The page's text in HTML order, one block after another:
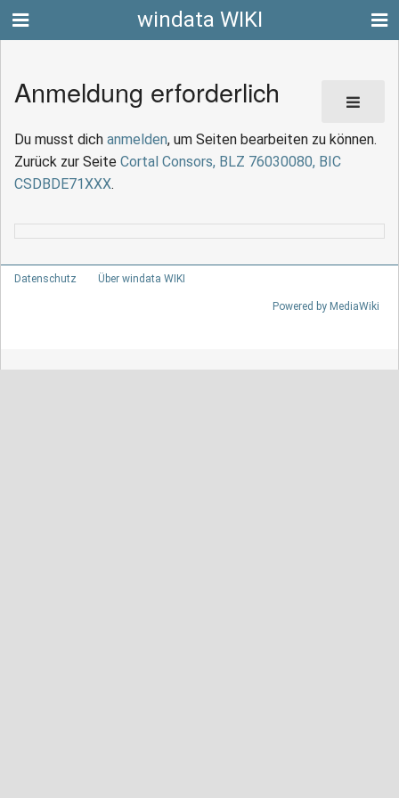
windata WIKI
Anmeldung erforderlich
Du musst dich anmelden, um Seiten bearbeiten zu können.
Zurück zur Seite Cortal Consors, BLZ 76030080, BIC
CSDBDE71XXX.
Datenschutz Über windata WIKI
Powered by MediaWiki